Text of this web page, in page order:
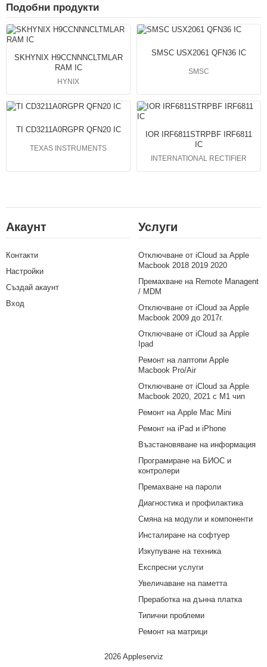
Подобни продукти
SKHYNIX H9CCNNNCLTMLAR
RAM IC
HYNIX
SMSC USX2061 QFN36 IC
SMSC
TI CD3211A0RGPR QFN20 IC
TEXAS INSTRUMENTS
IOR IRF6811STRPBF IRF6811
IC
INTERNATIONAL RECTIFIER
Акаунт
Контакти
Настройки
Създай акаунт
Вход
Услуги
Отключване от iCloud за Apple
Macbook 2018 2019 2020
Премахване на Remote Managent
/ MDM
Отключване от iCloud за Apple
Macbook 2009 до 2017г.
Отключване от iCloud за Apple
Ipad
Ремонт на лаптопи Apple
Macbook Pro/Air
Отключване от iCloud за Apple
Macbook 2020, 2021 с M1 чип
Ремонт на Apple Mac Mini
Ремонт на iPad и iPhone
Възстановяване на информация
Програмиране на БИОС и
контролери
Премахване на пароли
Диагностика и профилактика
Смяна на модули и компоненти
Инсталиране на софтуер
Изкупуване на техника
Експресни услуги
Увеличаване на паметта
Преработка на дънна платка
Типични проблеми
Ремонт на матрици
2026 Appleserviz